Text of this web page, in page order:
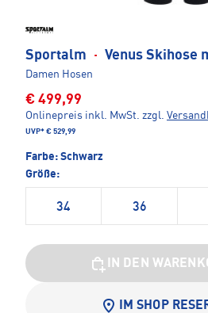
Sportalm · Venus Skihose
Damen Hosen
€ 499,99
Onlinepreis inkl. MwSt. zzgl.
UVP* € 529,99
Farbe: Schwarz
Größe:
34 36
IN DEN
IM SHOP